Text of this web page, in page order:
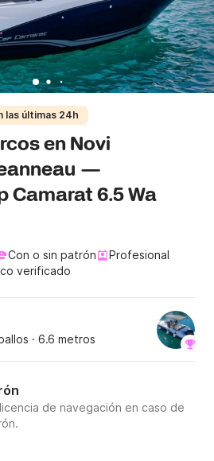
las últimas 24h
en Novi
—
Camarat 6.5 Wa
Con o sin patrón
Profesional
verificado
· 6.6 metros
de navegación en caso de